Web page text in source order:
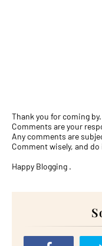
Thank you for coming by.
Comments are your
Any comments are
Comment wisely, and
Happy Blogging .